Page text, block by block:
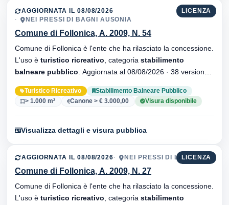
LICENZA
AGGIORNATA IL 08/08/2026
NEI PRESSI DI BAGNI AUSONIA
Comune di Follonica, A. 2009, N. 54
Comune di Follonica è l'ente che ha rilasciato la concessione.
L'uso è turistico ricreativo , categoria stabilimento
balneare pubblico
Turistico Ricreativo
Stabilimento Balneare Pubblico
> 1.000 m²
Canone > € 3.000,00 Visura disponibile
Visualizza dettagli e visura pubblica
LICENZA
AGGIORNATA IL 08/08/2026 NEI PRESSI DI LA PINETA
Comune di Follonica, A. 2009, N. 27
Comune di Follonica è l'ente che ha rilasciato la concessione.
L'uso è turistico ricreativo , categoria stabilimento